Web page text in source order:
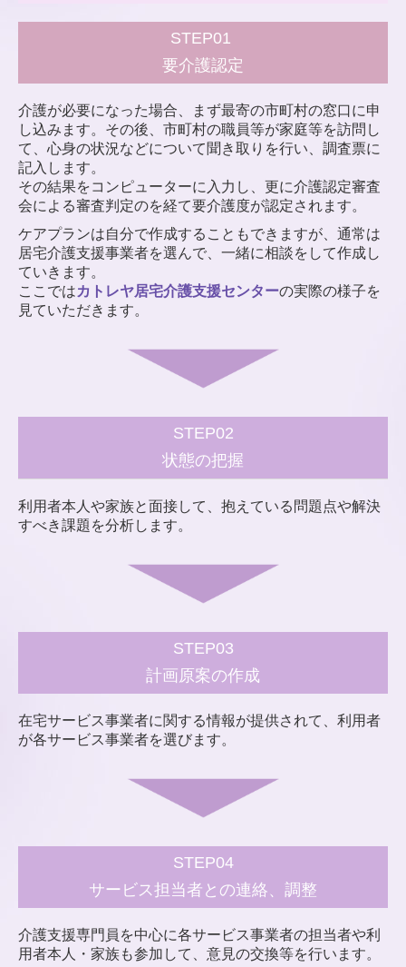
STEP01
要介護認定
介護が必要になった場合、まず最寄の市町村の窓口に申
し込みます。その後、市町村の職員等が家庭等を訪問し
て、心身の状況などについて聞き取りを行い、調査票に
記入します。
その結果をコンピューターに入力し、更に介護認定審査
会による審査判定のを経て要介護度が認定されます。
ケアプランは自分で作成することもできますが、通常は
居宅介護支援事業者を選んで、一緒に相談をして作成し
ていきます。
ここではカトレヤ居宅介護支援センターの実際の様子を
見ていただきます。
STEP02
状態の把握
利用者本人や家族と面接して、抱えている問題点や解決
すべき課題を分析します。
STEP03
計画原案の作成
在宅サービス事業者に関する情報が提供されて、利用者
が各サービス事業者を選びます。
STEP04
サービス担当者との連絡、調整
介護支援専門員を中心に各サービス事業者の担当者や利
用者本人・家族も参加して、意見の交換等を行います。